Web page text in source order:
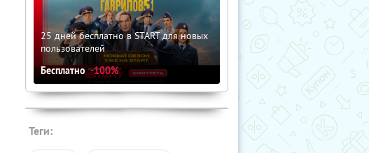
25 дней бесплатно в START для новых
пользователей
Бесплатно -100%
Теги: